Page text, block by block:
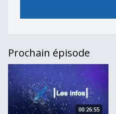
Prochain épisode
Les Infos du 30.08.11
00:26:55